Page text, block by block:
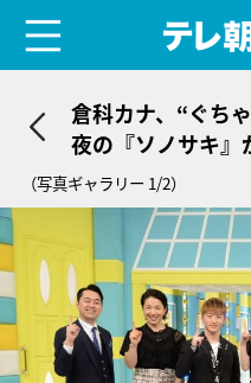
倉科カナ、“ぐち
夜の『ソノサキ』
（写真ギャラリー 1/2）